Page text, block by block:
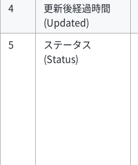
4
更新後経過時間
(Updated)
5
ステータス
(Status)